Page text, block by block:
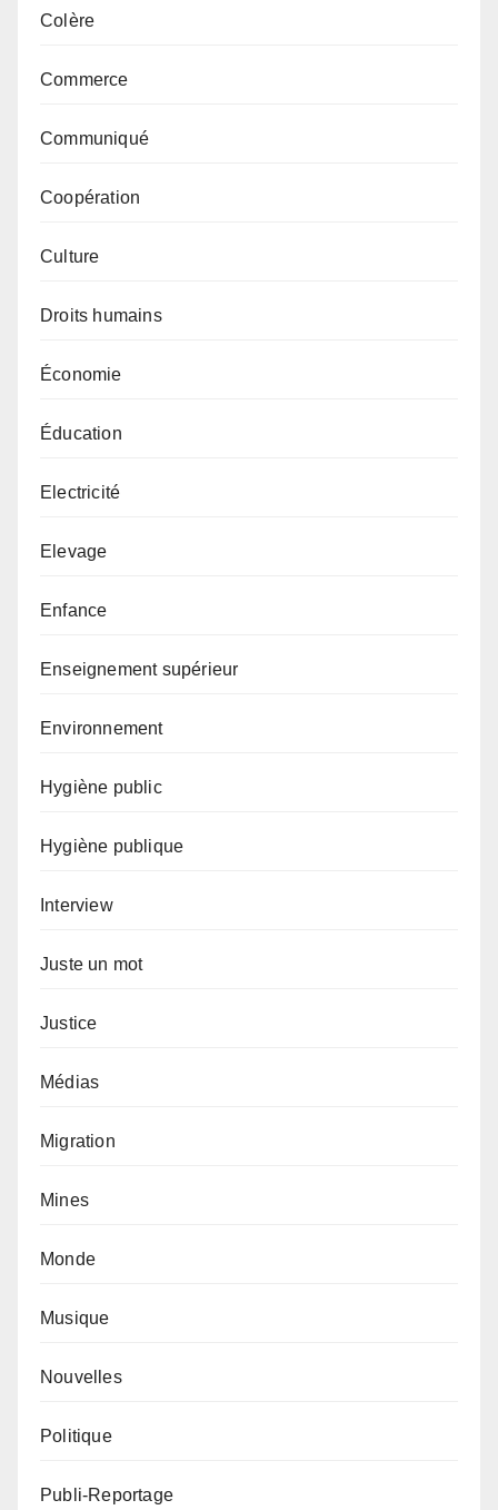
Colère
Commerce
Communiqué
Coopération
Culture
Droits humains
Économie
Éducation
Electricité
Elevage
Enfance
Enseignement supérieur
Environnement
Hygiène public
Hygiène publique
Interview
Juste un mot
Justice
Médias
Migration
Mines
Monde
Musique
Nouvelles
Politique
Publi-Reportage